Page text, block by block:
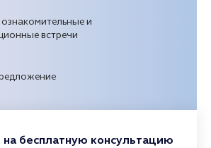
и
встречи
бесплатную консультацию